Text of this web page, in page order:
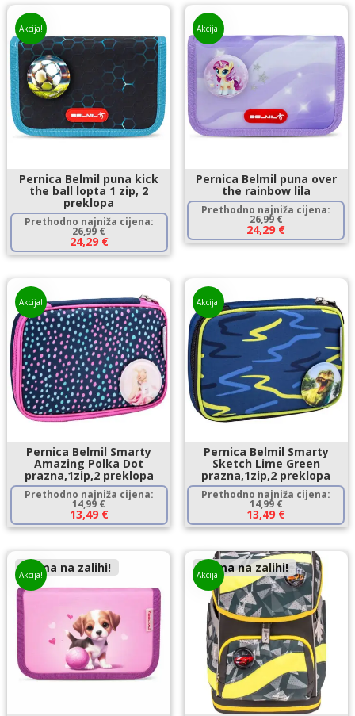
Pernica Belmil puna kick
the ball lopta 1 zip, 2
preklopa
Prethodno najniža cijena:
26,99 €
24,29 €
Akcija!
Pernica Belmil puna over
the rainbow lila
Prethodno najniža cijena:
26,99 €
24,29 €
Akcija!
Pernica Belmil Smarty
Amazing Polka Dot
prazna,1zip,2 preklopa
Prethodno najniža cijena:
14,99 €
13,49 €
Akcija!
Pernica Belmil Smarty
Sketch Lime Green
prazna,1zip,2 preklopa
Prethodno najniža cijena:
14,99 €
13,49 €
Akcija!
Nema na zalihi!
Akcija! Nema na zalihi!
Akcija!